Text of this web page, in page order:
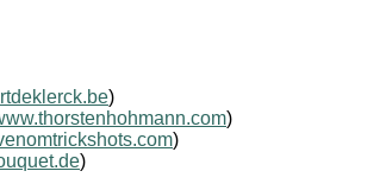
)
)
)
)